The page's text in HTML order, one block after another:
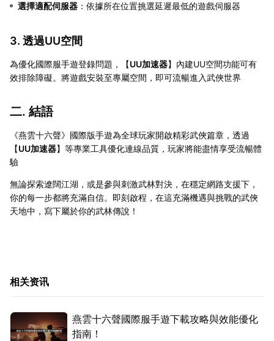
選擇適配伺服器 ：依據所在位置挑選延遲最低的遊戲伺服器
3. 透過UU空間
為優化國際服手遊登錄問題，【UU加速器】內建UU空間功能可有
效排除障礙。將遊戲安裝至專屬空間，即可流暢進入武俠世界
二. 結語
《燕雲十六聲》國際版手遊為全球玩家開啟精彩武俠篇章，透過
【UU加速器】等專業工具優化連線品質，玩家將能盡情享受流暢體
驗
無論探索遼闊江湖，或是參與刺激武林對決，在穩定網路支援下，
你的每一步都將充滿自信。即刻啟程，在這充滿機遇與挑戰的武俠
天地中，寫下屬於你的武林傳說！
相关资讯
燕雲十六聲國際服手遊下載攻略與效能優化
指南！